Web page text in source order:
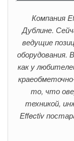
Компания
Дублине.
ведущие
оборудования.
как у
то, что
техникой,
Effectiv